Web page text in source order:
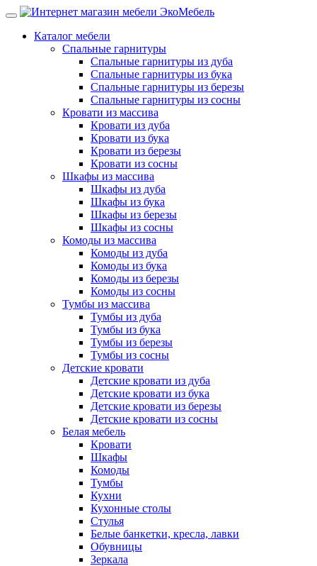
Каталог мебели
Спальные гарнитуры
Спальные гарнитуры из дуба
Спальные гарнитуры из бука
Спальные гарнитуры из березы
Спальные гарнитуры из сосны
Кровати из массива
Кровати из дуба
Кровати из бука
Кровати из березы
Кровати из сосны
Шкафы из массива
Шкафы из дуба
Шкафы из бука
Шкафы из березы
Шкафы из сосны
Комоды из массива
Комоды из дуба
Комоды из бука
Комоды из березы
Комоды из сосны
Тумбы из массива
Тумбы из дуба
Тумбы из бука
Тумбы из березы
Тумбы из сосны
Детские кровати
Детские кровати из дуба
Детские кровати из бука
Детские кровати из березы
Детские кровати из сосны
Белая мебель
Кровати
Шкафы
Комоды
Тумбы
Кухни
Кухонные столы
Стулья
Белые банкетки, кресла, лавки
Обувницы
Зеркала